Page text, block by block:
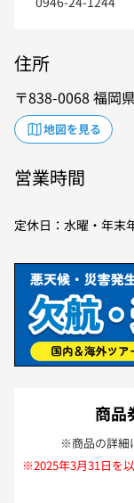
住所
838-0068福岡
地図を見る
営業時間
定休日：水曜・年末
商品
※商品の詳細
※2025年3月31日を